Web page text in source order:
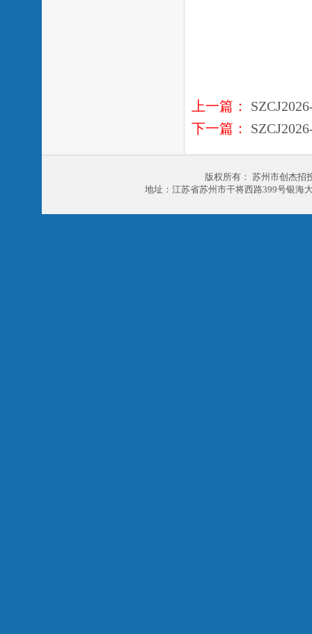
上一篇：
下一篇：
版权所有： 苏州市创杰
地址：江苏省苏州市干将西路399号银海